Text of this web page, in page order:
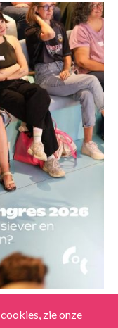
cookies, zie onze